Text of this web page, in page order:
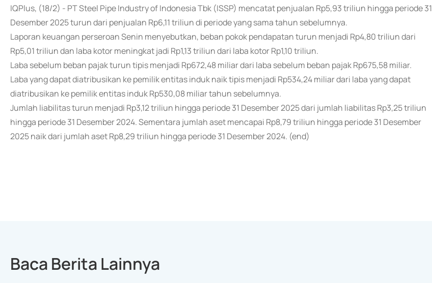
IQPlus, (18/2) - PT Steel Pipe Industry of Indonesia Tbk (ISSP) mencatat penjualan Rp5,93 triliun hingga periode 31
Desember 2025 turun dari penjualan Rp6,11 triliun di periode yang sama tahun sebelumnya.
Laporan keuangan perseroan Senin menyebutkan, beban pokok pendapatan turun menjadi Rp4,80 triliun dari
Rp5,01 triliun dan laba kotor meningkat jadi Rp1,13 triliun dari laba kotor Rp1,10 triliun.
Laba sebelum beban pajak turun tipis menjadi Rp672,48 miliar dari laba sebelum beban pajak Rp675,58 miliar.
Laba yang dapat diatribusikan ke pemilik entitas induk naik tipis menjadi Rp534,24 miliar dari laba yang dapat
diatribusikan ke pemilik entitas induk Rp530,08 miliar tahun sebelumnya.
Jumlah liabilitas turun menjadi Rp3,12 triliun hingga periode 31 Desember 2025 dari jumlah liabilitas Rp3,25 triliun
hingga periode 31 Desember 2024. Sementara jumlah aset mencapai Rp8,79 triliun hingga periode 31 Desember
2025 naik dari jumlah aset Rp8,29 triliun hingga periode 31 Desember 2024. (end)
Baca Berita Lainnya